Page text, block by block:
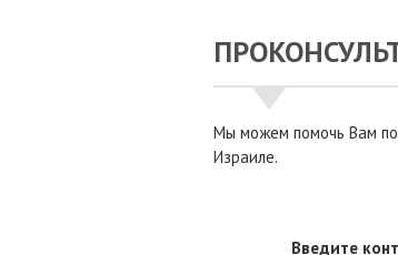
Мы можем помочь Вам
Израиле.
Введите